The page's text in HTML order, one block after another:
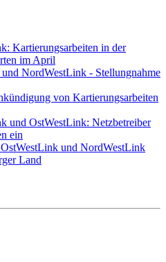
Kartierungsarbeiten in der
im April
NordWestLink - Stellungnahme
von Kartierungsarbeiten
und OstWestLink: Netzbetreiber
ein
OstWestLink und NordWestLink
Land